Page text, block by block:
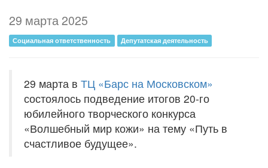
29 марта 2025
Социальная ответственность Депутатская деятельность
29 марта в ТЦ «Барс на Московском»
состоялось подведение итогов 20-го
юбилейного творческого конкурса
«Волшебный мир кожи» на тему «Путь в
счастливое будущее».